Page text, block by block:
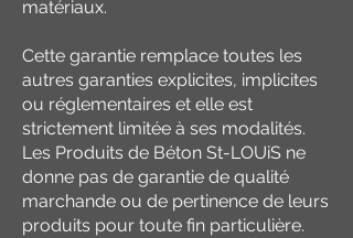
matériaux.
Cette garantie remplace toutes les
autres garanties explicites, implicites
ou réglementaires et elle est
strictement limitée à ses modalités.
Les Produits de Béton St-LOUiS ne
donne pas de garantie de qualité
marchande ou de pertinence de leurs
produits pour toute fin particulière.